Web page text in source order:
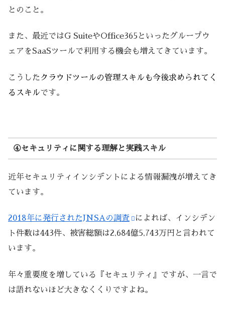
とのこと。
また、最近ではG SuiteやOffice365といったグループウ
ェアをSaaSツールで利用する機会も増えてきています。
こうした クラウドツールの管理スキルも今後求められてく
るスキルです。
④セキュリティに関する理解と実践スキル
近年セキュリティインシデントによる情報漏洩が増えてき
ています。
2018年に発行されたJNSAの調査
によれば、インシデン
ト件数は443件、被害総額は2,684億5,743万円と言われて
います。
年々重要度を増している『セキュリティ』ですが、一言で
は語れないほど大きなくくりですよね。